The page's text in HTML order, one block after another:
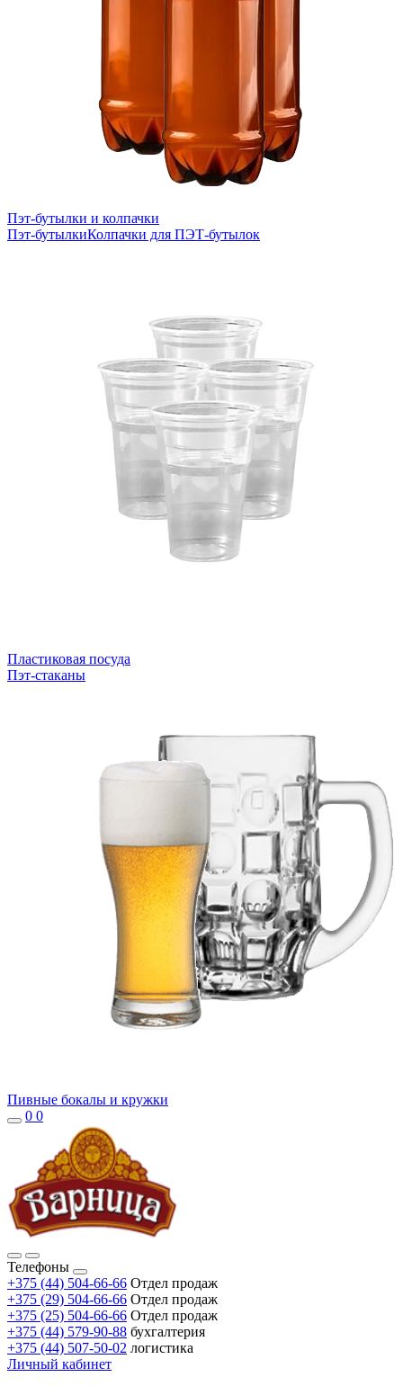
Пэт-бутылки и колпачки
Пэт-бутылкиКолпачки для ПЭТ-бутылок
Пластиковая посуда
Пэт-стаканы
Пивные бокалы и кружки
0 0
Телефоны
+375 (44) 504-66-66 Отдел продаж
+375 (29) 504-66-66 Отдел продаж
+375 (25) 504-66-66 Отдел продаж
+375 (44) 579-90-88 бухгалтерия
+375 (44) 507-50-02 логистика
Личный кабинет